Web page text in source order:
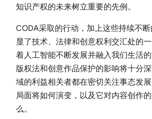
知识产权的未来树立重要的先例。
CODA采取的行动，加上这些持续不
显了技术、法律和创意权利交汇处的
着人工智能不断发展并融入我们生活
版权法和创意作品保护的影响将十分
域的利益相关者都在密切关注事态发
局面将如何演变，以及它对内容创作
么。